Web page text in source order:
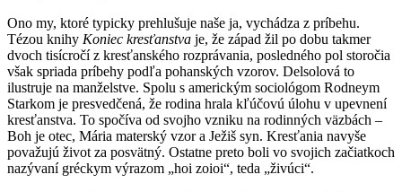
Ono my, ktoré typicky prehlušuje naše ja, vychádza z príbehu.
Tézou knihy Koniec kresťanstva je, že západ žil po dobu takmer
dvoch tisícročí z kresťanského rozprávania, posledného pol storočia
však spriada príbehy podľa pohanských vzorov. Delsolová to
ilustruje na manželstve. Spolu s americkým sociológom Rodneym
Starkom je presvedčená, že rodina hrala kľúčovú úlohu v upevnení
kresťanstva. To spočíva od svojho vzniku na rodinných väzbách –
Boh je otec, Mária materský vzor a Ježiš syn. Kresťania navyše
považujú život za posvätný. Ostatne preto boli vo svojich začiatkoch
nazývaní gréckym výrazom „hoi zoioi“, teda „živúci“.